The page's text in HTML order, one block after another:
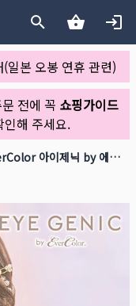
일본 오봉 연휴 관련)
전에 꼭 쇼핑가이드
해 주세요.
[무도수]EYEGENIC by EverColor 아이제닉 by 에버컬러 세피아미스트(1박스 2개들이)